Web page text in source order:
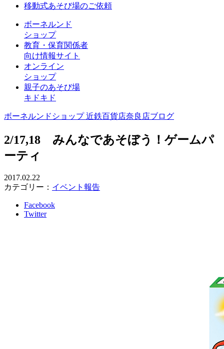
移動式あそび場のご依頼
ボーネルンド
ショップ
教育・保育関係者
向け情報サイト
オンライン
ショップ
親子のあそび場
キドキド
ボーネルンドショップ 近鉄百貨店奈良店ブログ
2/17,18 みんなであそぼう！ゲームパ
ーティ
2017.02.22
カテゴリー： イベント報告
Facebook
Twitter